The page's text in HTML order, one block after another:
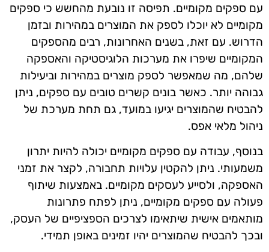
עם ספקים מקומיים. תפיסה זו נובעת מהחשש כי ספקים
מקומיים לא יוכלו לספק את המוצרים במהירות ובזמן
הדרוש. עם זאת, בשנים האחרונות, רבים מהספקים
המקומיים שיפרו את מערכות הלוגיסטיקה והאספקה
שלהם, מה שמאפשר לספק מוצרים במהירות וביעילות
גבוהה יותר. כאשר בונים קשרים טובים עם ספקים, ניתן
להבטיח שהמוצרים יגיעו במועד, גם תחת מערכת של
ניהול מלאי אפס.
בנוסף, עבודה עם ספקים מקומיים יכולה להיות יתרון
משמעותי. ניתן להקטין עלויות תחבורה, לקצר את זמני
האספקה, ולסייע לעסקים מקומיים. באמצעות שיתוף
פעולה עם ספקים מקומיים, ניתן לפתח פתרונות
מותאמים אישית שיתאימו לצרכים הספציפיים של העסק,
ובכך להבטיח שהמוצרים יהיו זמינים באופן תמידי.